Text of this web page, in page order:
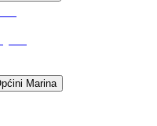
Marina